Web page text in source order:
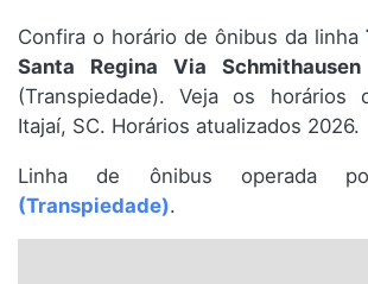
Espírito Santo
Paraná
Santa Catarina
Confira o horário de ônibus da linha
Santa Regina Via Schmithausen
(Transpiedade). Veja os horários
Itajaí, SC. Horários atualizados 2026.
Linha de ônibus operada
(Transpiedade).